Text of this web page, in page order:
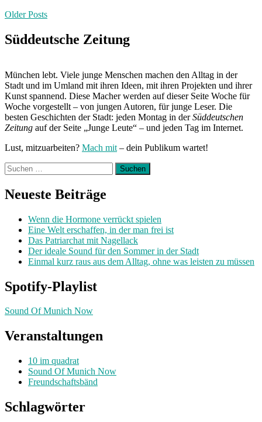
Posts
navigation
Older Posts
Süddeutsche Zeitung
München lebt. Viele junge Menschen machen den Alltag in der
Stadt und im Umland mit ihren Ideen, mit ihren Projekten und ihrer
Kunst spannend. Diese Macher werden auf dieser Seite Woche für
Woche vorgestellt – von jungen Autoren, für junge Leser. Die
besten Geschichten der Stadt: jeden Montag in derSüddeutschen
Zeitung auf der Seite „Junge Leute“ – und jeden Tag im Internet.
Lust, mitzuarbeiten? Mach mit – dein Publikum wartet!
Suchen
nach:
Neueste Beiträge
Wenn die Hormone verrückt spielen
Eine Welt erschaffen, in der man frei ist
Das Patriarchat mit Nagellack
Der ideale Sound für den Sommer in der Stadt
Einmal kurz raus aus dem Alltag, ohne was leisten zu müssen
Spotify-Playlist
Sound Of Munich Now
Veranstaltungen
10 im quadrat
Sound Of Munich Now
Freundschaftsbänd
Schlagwörter